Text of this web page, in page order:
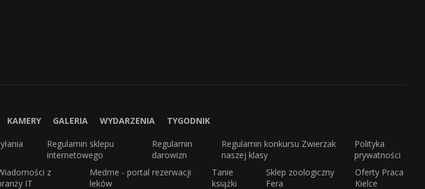
KAMERY GALERIA WYDARZENIA TYGODNIK
Regulamin sklepu
internetowego
Regulamin
darowizn
Regulamin konkursu Zwierzak
naszej klasy
Polityka
prywatności
z
IT
Medme - portal rezerwacji
leków
Tanie
książki
Sklep zoologiczny
Fera
Oferty Praca
Kielce